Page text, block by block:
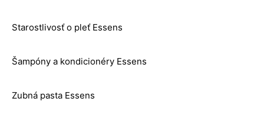
Starostlivosť o pleť Essens
Šampóny a kondicionéry Essens
Zubná pasta Essens